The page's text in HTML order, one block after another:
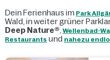
Dein Ferienhaus im Park
Wald, in weiter grüner
Deep Nature®, Wellenbad-
Restaurants und nahezu